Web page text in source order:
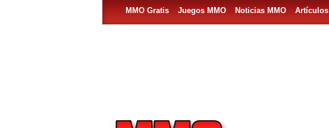
MMO Gratis Juegos MMO Noticias MMO Artículos